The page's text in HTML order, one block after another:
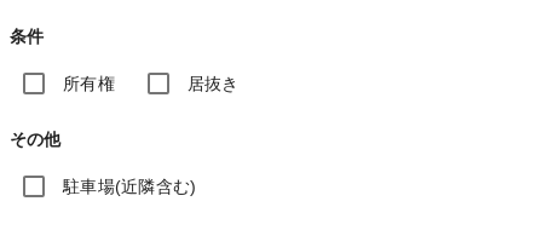
条件
所有権 居抜き
その他
駐車場(近隣含む)